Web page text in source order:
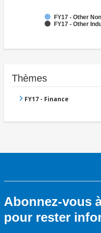
FY17 - Other
FY17 - Other
Thèmes
FY17 - Finance
Abonnez-vous
pour rester